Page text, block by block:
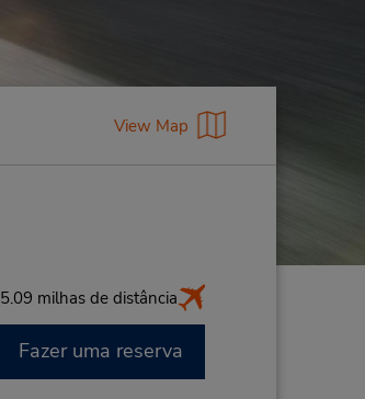
View Map
5.09 milhas de distância
Fazer uma reserva